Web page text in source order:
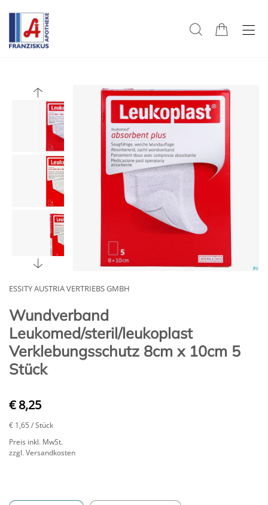
ESSITY AUSTRIA VERTRIEBS GMBH
Wundverband
Leukomed/steril/leukoplast
Verklebungsschutz 8cm x 10cm 5
Stück
€ 8,25
€ 1,65 / Stück
Preis inkl. MwSt.
zzgl. Versandkosten